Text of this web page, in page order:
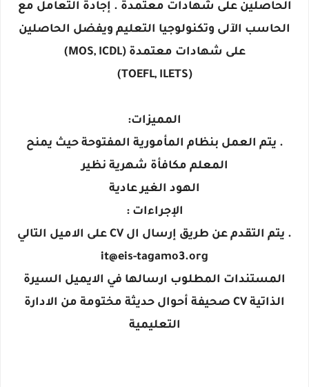
الحاصلين على شهادات معتمدة . إجادة التعامل مع
الحاسب الآلى وتكنولوجيا التعليم ويفضل الحاصلين
على شهادات معتمدة (MOS, ICDL)
(TOEFL, ILETS)
المميزات:
. يتم العمل بنظام المأمورية المفتوحة حيث يمنح
المعلم مكافأة شهرية نظير
الهود الغير عادية
الإجراءات :
. يتم التقدم عن طريق إرسال ال CV على الاميل التالي
it@eis-tagamo3.org
المستندات المطلوب ارسالها في الايميل السيرة
الذاتية CV صحيفة أحوال حديثة مختومة من الادارة
التعليمية